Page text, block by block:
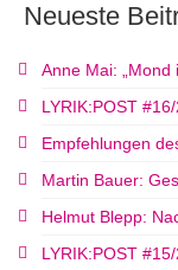
Neueste
Anne Mai: „Mond
LYRIK:POST
Empfehlungen
Martin Bauer:
Helmut Blepp:
LYRIK:POST